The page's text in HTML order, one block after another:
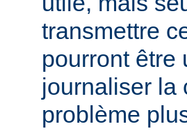
transmettre
pourront être
journaliser la
problème